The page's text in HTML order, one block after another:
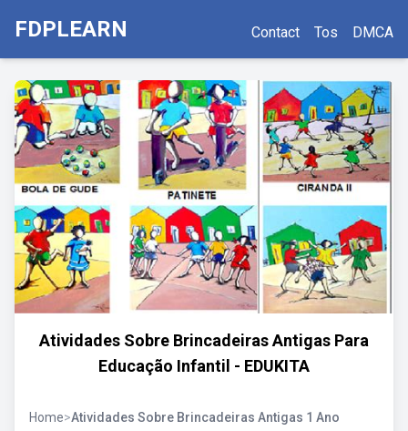
FDPLEARN Contact Tos DMCA
Atividades Sobre Brincadeiras Antigas Para
Educação Infantil - EDUKITA
Home>Atividades Sobre Brincadeiras Antigas 1 Ano